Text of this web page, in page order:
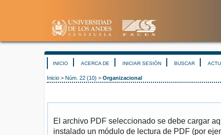
INICIO ACERCA DE INICIAR SESIÓN BUSCAR
Inicio > Núm. 22 (10) > Organizacional
El archivo PDF seleccionado se debe cargar
instalado un módulo de lectura de PDF (por